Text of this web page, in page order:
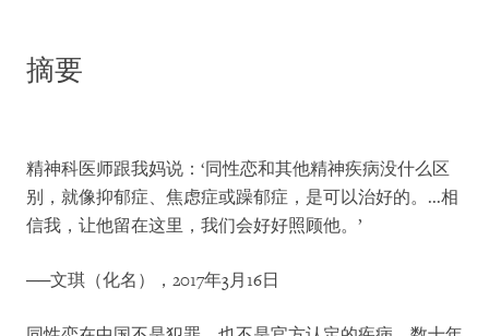
摘要
精神科医师跟我妈说：‘同性恋和其他精神疾病没什么区
别，就像抑郁症、焦虑症或躁郁症，是可以治好的。...相
信我，让他留在这里，我们会好好照顾他。’
──文琪（化名），2017年3月16日